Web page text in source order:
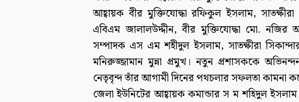
আহ্বায়ক বীর মুক্তিযোদ্ধা রফিকুল ইসলাম,
এবিএম জালালউদ্দীন, বীর মুক্তিযোদ্ধা মো. নজির
সম্পাদক এস এম শহীদুল ইসলাম, সাতক্ষীরা
মনিরুজ্জামান মুন্না প্রমুখ। নতুন প্রশাসককে
নেতৃবৃন্দ তাঁর আগামী দিনের পথচলার সফলতা কামনা
জেলা ইউনিটের আহ্বায়ক কমান্ডার স ম শহিদুল